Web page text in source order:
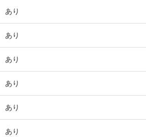
あり
あり
あり
あり
あり
あり